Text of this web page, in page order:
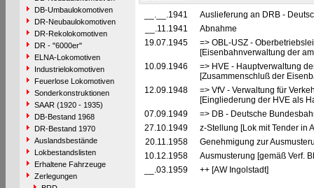
DB-Umbaulokomotiven
DR-Neubaulokomotiven
DR-Rekolokomotiven
DR - "6000er"
ELNA-Lokomotiven
Industrielokomotiven
Feuerlose Lokomotiven
Sonderkonstruktionen
SAAR (1920 - 1935)
DB-Bestand 1968
DR-Bestand 1970
Auslandsbestände
Lokbestandslisten
Erhaltene Fahrzeuge
Zerlegungen
__.__.1941
Auslieferung an DRB -
__.11.1941
Abnahme
19.07.1945
=> OBL-USZ -
[Eisenbahnverwaltung der
10.09.1946
=> HVE - Hauptverwaltung
[Zusammenschluß der
12.09.1948
=> VfV - Verwaltung für
[Eingliederung der HVE als
07.09.1949
=> DB - Deutsche
27.10.1949
z-Stellung [Lok mit Tender in
20.11.1958
Genehmigung zur
10.12.1958
Ausmusterung [gemäß Verf.
__.03.1959
++ [AW Ingolstadt]